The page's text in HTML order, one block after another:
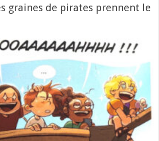
graines de pirates prennent le